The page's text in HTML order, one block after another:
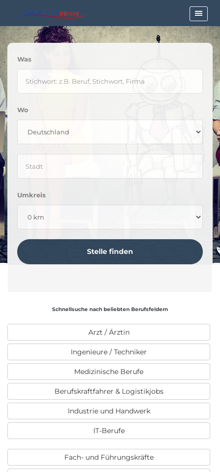
Was
Wo
Umkreis
Schnellsuche nach beliebten Berufsfeldern
Arzt / Ärztin
Ingenieure / Techniker
Medizinische Berufe
Berufskraftfahrer & Logistikjobs
Industrie und Handwerk
IT-Berufe
Fach- und Führungskräfte